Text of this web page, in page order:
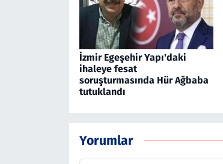
İzmir Egeşehir Yapı'daki
ihaleye fesat
soruşturmasında Hür Ağbaba
tutuklandı
Yorumlar